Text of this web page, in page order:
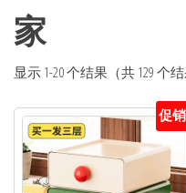
家
显示 1-20 个结果（共 129 个结
促